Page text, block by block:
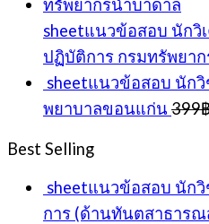
399฿.389฿.
sheetแนวข้อสอบ นักวิ
ปฏิบัติการ กรมทรัพยา
sheetแนวข้อสอบ นัก
พยาบาลขอนแก่น 399
Best Selling
sheetแนวข้อสอบ นัก
การ (ด้านทันตสาธาร